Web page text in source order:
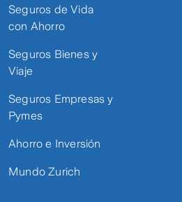
Seguros de Vida
con Ahorro
Seguros Bienes y
Viaje
Seguros Empresas y
Pymes
Ahorro e Inversión
Mundo Zurich